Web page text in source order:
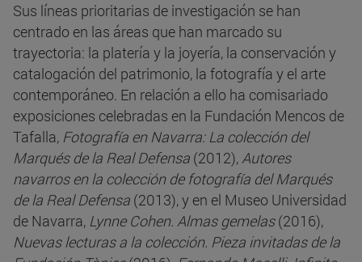
Sus líneas prioritarias de investigación se han
centrado en las áreas que han marcado su
trayectoria: la platería y la joyería, la conservación y
catalogación del patrimonio, la fotografía y el arte
contemporáneo. En relación a ello ha comisariado
exposiciones celebradas en la Fundación Mencos de
Tafalla, Fotografía en Navarra: La colección del
Marqués de la Real Defensa (2012),Autores
navarros en la colección de fotografía del Marqués
de la Real Defensa (2013), y en el Museo Universidad
de Navarra, Lynne Cohen. Almas gemelas(2016),
Nuevas lecturas a la colección. Pieza invitadas de la